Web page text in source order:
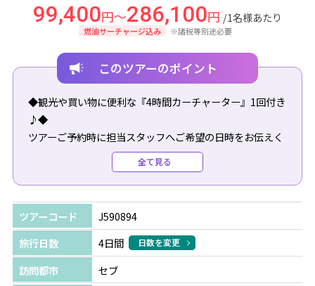
99,400円～286,100円 /1名様あたり
燃油サーチャージ込み ※諸税等別途必要
このツアーのポイント
◆観光や買い物に便利な『4時間カーチャーター』1回付き
♪◆
ツアーご予約時に担当スタッフへご希望の日時をお伝えく
※カーチャーターは1組につき1台となります（英語ドライ
バー）
※追加代金10,000円で日本語ガイドが付けられます。
*＊☆【無料特典】TSJオリジナルセブ島最終日ツアー☆＊
*
ホテルチェックアウト後から深夜のフライト時間まで、
全て見る
ツアーコード
J590894
旅行日数
4日間 日数を変更
訪問都市
セブ